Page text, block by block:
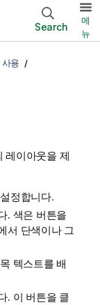
Search
메
뉴
용
레이아웃을 제
정합니다.
. 색은 버튼을
서 단색이나 그
텍스트를 배
. 이 버튼을 클